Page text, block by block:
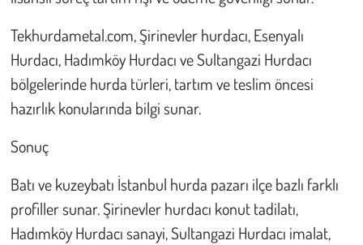
Tekhurdametal.com, Şirinevler hurdacı, Esenyalı
Hurdacı, Hadımköy Hurdacı ve Sultangazi Hurdacı
bölgelerinde hurda türleri, tartım ve teslim öncesi
hazırlık konularında bilgi sunar.
Sonuç
Batı ve kuzeybatı İstanbul hurda pazarı ilçe bazlı farklı
profiller sunar. Şirinevler hurdacı konut tadilatı,
Hadımköy Hurdacı sanayi, Sultangazi Hurdacı imalat,